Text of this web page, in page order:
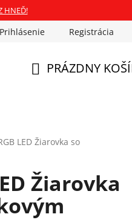
HNEĎ!
na mieru Preukazové
Prihlásenie Registrácia
PRÁZDNY
LED Žiarovka so
Žiarovka